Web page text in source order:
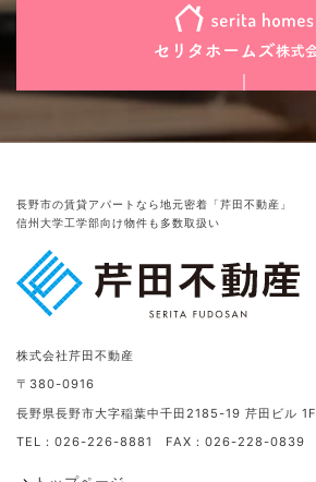
長野市の賃貸アパートなら地元密着「芹田不動産」
信州大学工学部向け物件も多数取扱い
株式会社芹田不動産
〒380-0916
長野県長野市大字稲葉中千田2185-19 芹田ビル 1F
TEL：026-226-8881 FAX：026-228-0839